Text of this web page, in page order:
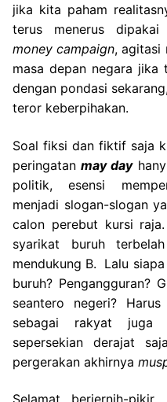
jika kita paham
terus menerus dipakai
money campaign, agitasi
masa depan negara
dengan pondasi
teror keberpihakan.
Soal fiksi dan fiktif saja
peringatanmay day
politik, esensi
menjadi slogan-slogan
calon perebut kursi
syarikat buruh
mendukung B. Lalu
buruh? Pengangguran?
seantero negeri?
sebagai rakyat juga
sepersekian derajat
pergerakan akhirnya